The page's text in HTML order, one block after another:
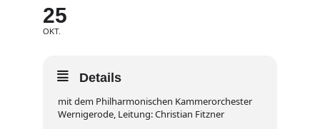
25
OKT.
Details
mit dem Philharmonischen Kammerorchester
Wernigerode, Leitung: Christian Fitzner